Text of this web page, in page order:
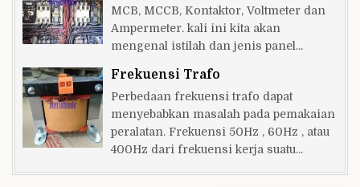
MCB, MCCB, Kontaktor, Voltmeter dan
Ampermeter. kali ini kita akan
mengenal istilah dan jenis panel...
Frekuensi Trafo
Perbedaan frekuensi trafo dapat
menyebabkan masalah pada pemakaian
peralatan. Frekuensi 50Hz , 60Hz , atau
400Hz dari frekuensi kerja suatu...